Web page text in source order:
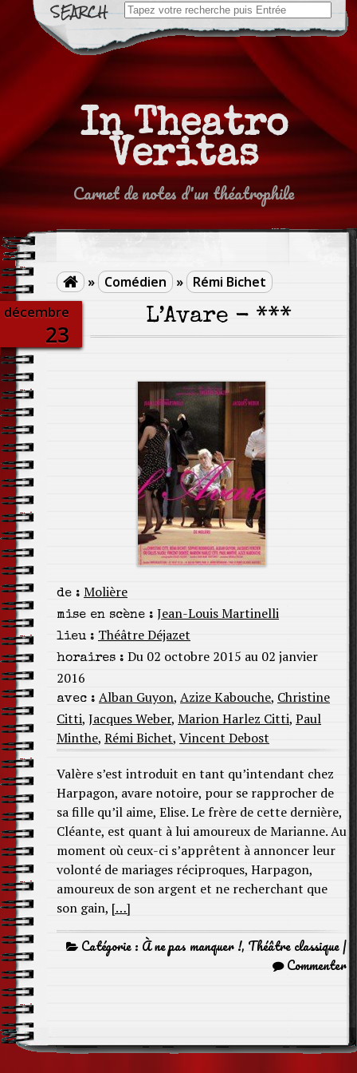
Search
for:
In Theatro
Veritas
Carnet de notes d'un théatrophile
 » Comédien » Rémi Bichet
décembre
23
L’Avare - ***
de : Molière
mise en scène : Jean-Louis Martinelli
lieu : Théâtre Déjazet
horaires : Du 02 octobre 2015 au 02 janvier
2016
avec : Alban Guyon, Azize Kabouche, Christine
Citti, Jacques Weber, Marion Harlez Citti, Paul
Minthe, Rémi Bichet, Vincent Debost
Valère s’est introduit en tant qu’intendant chez
Harpagon, avare notoire, pour se rapprocher de
sa fille qu’il aime, Elise. Le frère de cette dernière,
Cléante, est quant à lui amoureux de Marianne. Au
moment où ceux-ci s’apprêtent à annoncer leur
volonté de mariages réciproques, Harpagon,
amoureux de son argent et ne recherchant que
son gain, […]
Catégorie : À ne pas manquer !, Théâtre classique|
Commenter